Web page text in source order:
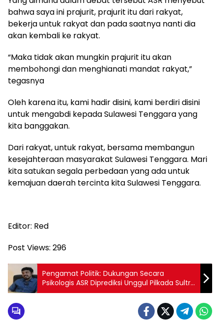
bahwa saya ini prajurit, prajurit itu dari rakyat,
bekerja untuk rakyat dan pada saatnya nanti dia
akan kembali ke rakyat.
“Maka tidak akan mungkin prajurit itu akan
membohongi dan menghianati mandat rakyat,”
tegasnya
Oleh karena itu, kami hadir disini, kami berdiri disini
untuk mengabdi kepada Sulawesi Tenggara yang
kita banggakan.
Dari rakyat, untuk rakyat, bersama membangun
kesejahteraan masyarakat Sulawesi Tenggara. Mari
kita satukan segala perbedaan yang ada untuk
kemajuan daerah tercinta kita Sulawesi Tenggara.
Editor: Red
Post Views: 296
Pengamat Politik: Dukungan Secara
Psikologis ASR Diprediksi Unggul Pilkada Sultra
2024